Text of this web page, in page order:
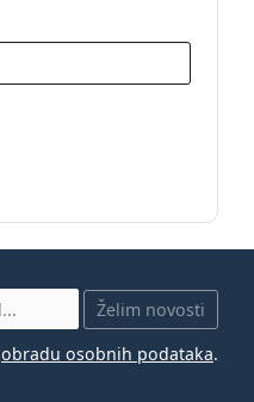
Želim novosti
obradu osobnih podataka.